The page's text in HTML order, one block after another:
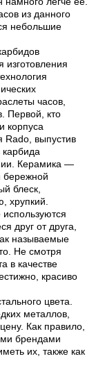
из данного
небольшие
часов,
Первой, кто
корпуса
Rado, выпустив
Керамика —
бережной
блеск,
хрупкий.
друг от друга,
называемые
Не смотря
в качестве
красиво
цвета.
металлов,
Как правило,
брендами
их, также как